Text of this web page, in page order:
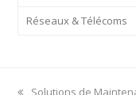
Réseaux & Télécoms
previous
Solutions de